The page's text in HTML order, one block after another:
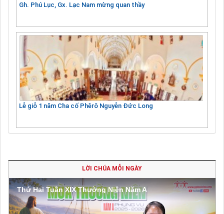
Gh. Phú Lục, Gx. Lạc Nam mừng quan thầy
Lễ giỗ 1 năm Cha cố Phêrô Nguyễn Đức Long
LỜI CHÚA MỖI NGÀY
Thứ Hai Tuần XIX Thường Niên Năm A